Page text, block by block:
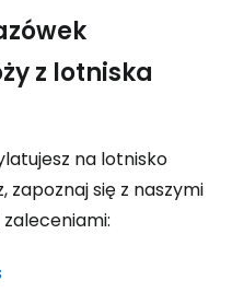
z lotniska
na lotnisko
zapoznaj się z naszymi